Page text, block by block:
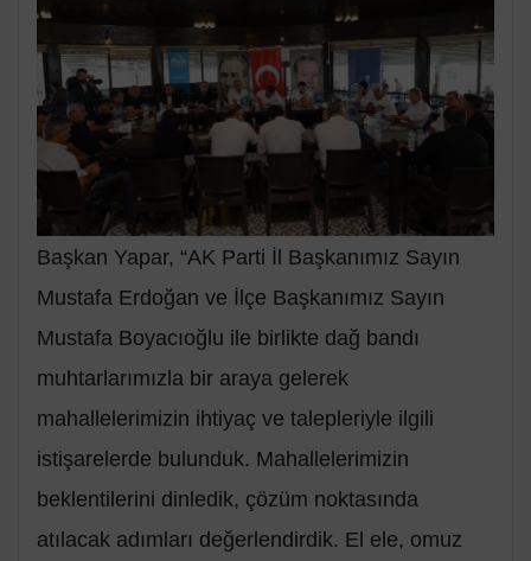
Başkan Yapar, “AK Parti İl Başkanımız Sayın
Mustafa Erdoğan ve İlçe Başkanımız Sayın
Mustafa Boyacıoğlu ile birlikte dağ bandı
muhtarlarımızla bir araya gelerek
mahallelerimizin ihtiyaç ve talepleriyle ilgili
istişarelerde bulunduk. Mahallelerimizin
beklentilerini dinledik, çözüm noktasında
atılacak adımları değerlendirdik. El ele, omuz